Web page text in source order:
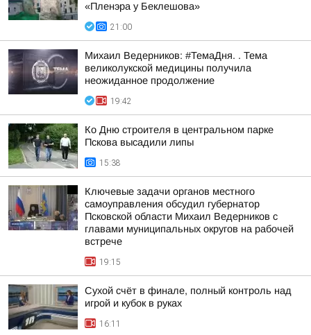
«Пленэра у Беклешова»
21:00
Михаил Ведерников: #ТемаДня. . Тема
великолукской медицины получила
неожиданное продолжение
19:42
Ко Дню строителя в центральном парке
Пскова высадили липы
15:38
Ключевые задачи органов местного
самоуправления обсудил губернатор
Псковской области Михаил Ведерников с
главами муниципальных округов на рабочей
встрече
19:15
Сухой счёт в финале, полный контроль над
игрой и кубок в руках
16:11